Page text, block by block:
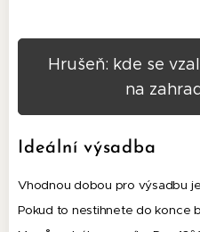
Hrušeň: kde se
na
Ideální výsadba
Vhodnou dobou pro výsadbu
Pokud to nestihnete do konce